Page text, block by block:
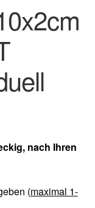
, nach Ihren
(maximal 1-